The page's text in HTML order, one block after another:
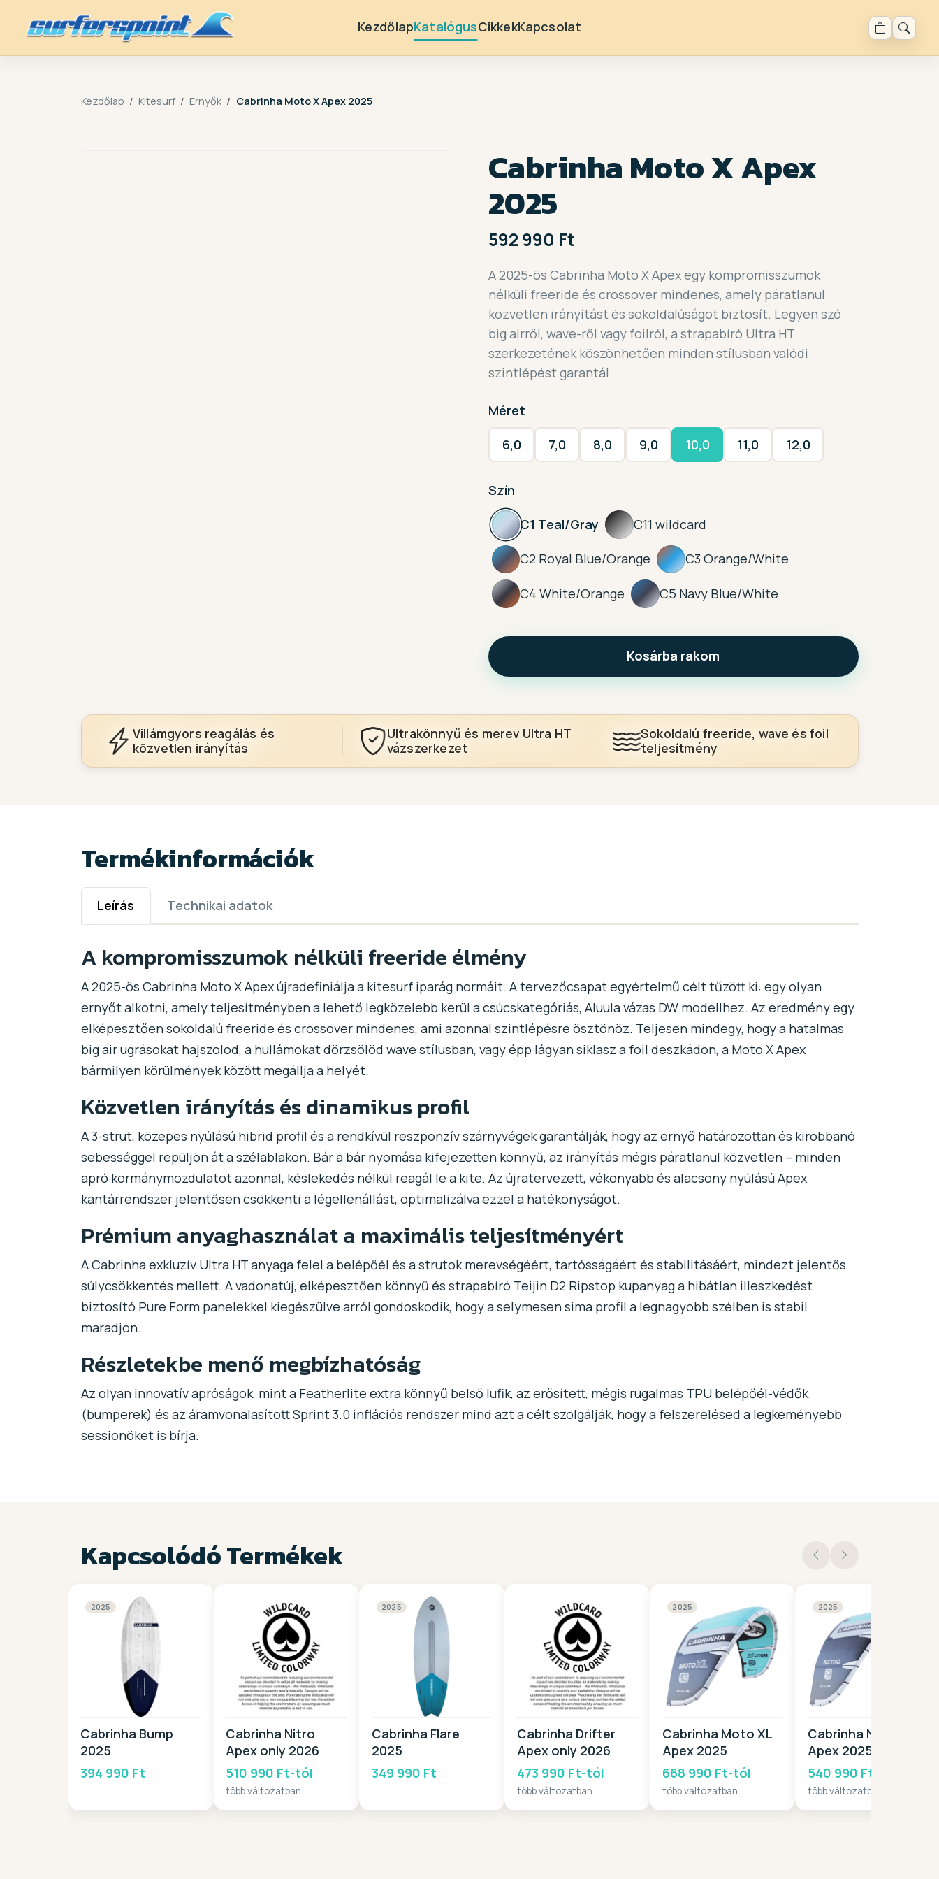
KezdőlapKatalógusCikkekKapcsolat
Kezdőlap Kitesurf Ernyők Cabrinha Moto X Apex 2025
Cabrinha Moto X Apex
2025
592 990 Ft
A 2025-ös Cabrinha Moto X Apex egy kompromisszumok
nélküli freeride és crossover mindenes, amely páratlanul
közvetlen irányítást és sokoldalúságot biztosít. Legyen szó
big airről, wave-ről vagy foilról, a strapabíró Ultra HT
szerkezetének köszönhetően minden stílusban valódi
szintlépést garantál.
Méret
6,0 7,0 8,0 9,0 10,0 11,0 12,0
Szín
C1 Teal/Gray C11 wildcard
C2 Royal Blue/Orange C3 Orange/White
C4 White/Orange C5 Navy Blue/White
Kosárba rakom
Villámgyors reagálás és
közvetlen irányítás
Ultrakönnyű és merev Ultra HT
vázszerkezet
Sokoldalú freeride, wave és foil
teljesítmény
Termékinformációk
Leírás Technikai adatok
A kompromisszumok nélküli freeride élmény
A 2025-ös Cabrinha Moto X Apex újradefiniálja a kitesurf iparág normáit. A tervezőcsapat egyértelmű célt tűzött ki: egy olyan
ernyőt alkotni, amely teljesítményben a lehető legközelebb kerül a csúcskategóriás, Aluula vázas DW modellhez. Az eredmény egy
elképesztően sokoldalú freeride és crossover mindenes, ami azonnal szintlépésre ösztönöz. Teljesen mindegy, hogy a hatalmas
big air ugrásokat hajszolod, a hullámokat dörzsölöd wave stílusban, vagy épp lágyan siklasz a foil deszkádon, a Moto X Apex
bármilyen körülmények között megállja a helyét.
Közvetlen irányítás és dinamikus profil
A 3-strut, közepes nyúlású hibrid profil és a rendkívül reszponzív szárnyvégek garantálják, hogy az ernyő határozottan és kirobbanó
sebességgel repüljön át a szélablakon. Bár a bár nyomása kifejezetten könnyű, az irányítás mégis páratlanul közvetlen – minden
apró kormánymozdulatot azonnal, késlekedés nélkül reagál le a kite. Az újratervezett, vékonyabb és alacsony nyúlású Apex
kantárrendszer jelentősen csökkenti a légellenállást, optimalizálva ezzel a hatékonyságot.
Prémium anyaghasználat a maximális teljesítményért
A Cabrinha exkluzív Ultra HT anyaga felel a belépőél és a strutok merevségéért, tartósságáért és stabilitásáért, mindezt jelentős
súlycsökkentés mellett. A vadonatúj, elképesztően könnyű és strapabíró Teijin D2 Ripstop kupanyag a hibátlan illeszkedést
biztosító Pure Form panelekkel kiegészülve arról gondoskodik, hogy a selymesen sima profil a legnagyobb szélben is stabil
maradjon.
Részletekbe menő megbízhatóság
Az olyan innovatív apróságok, mint a Featherlite extra könnyű belső lufik, az erősített, mégis rugalmas TPU belépőél-védők
(bumperek) és az áramvonalasított Sprint 3.0 inflációs rendszer mind azt a célt szolgálják, hogy a felszerelésed a legkeményebb
sessionöket is bírja.
Kapcsolódó Termékek
2025
Cabrinha Bump
2025
394 990 Ft
Cabrinha Nitro
Apex only 2026
510 990 Ft-tól
több változatban
2025
Cabrinha Flare
2025
349 990 Ft
Cabrinha Drifter
Apex only 2026
473 990 Ft-tól
több változatban
2025
Cabrinha Moto XL
Apex 2025
668 990 Ft-tól
több változatban
2025
Cabrinha Nitro
Apex 2025
540 990 Ft-tól
több változatban